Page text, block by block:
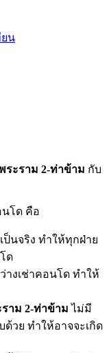
ยน
ระราม 2-ท่าข้าม กับ
โด คือ
นจริง ทำให้ทุกฝ่าย
ด
งเช่าคอนโด ทำให้
าม 2-ท่าข้าม ไม่มี
วย ทำให้อาจจะเกิด